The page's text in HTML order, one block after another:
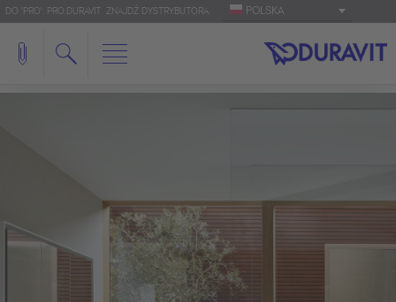
DO 'PRO': PRO.DURAVIT ZNAJDŹ DYSTRYBUTORA POLSKA